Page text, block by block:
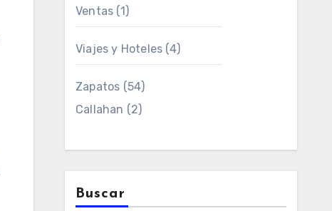
Ventas (1)
Viajes y Hoteles (4)
Zapatos (54)
Callahan (2)
Buscar